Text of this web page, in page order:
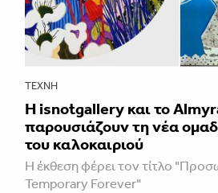
ΤΈΧΝΗ
Η isnotgallery και το
παρουσιάζουν τη νέα
του καλοκαιριού
Η έκθεση φέρει τον τίτλο
Temporary Forever"